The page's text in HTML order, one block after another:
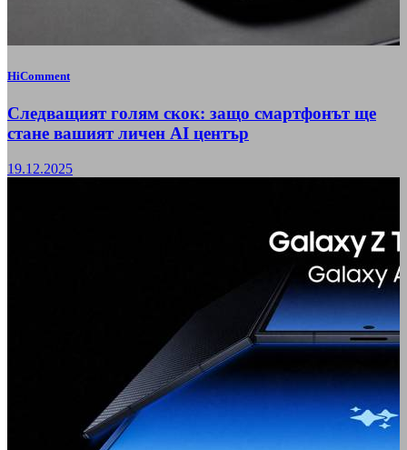
HiComment
Следващият голям скок: защо смартфонът ще
стане вашият личен AI център
19.12.2025